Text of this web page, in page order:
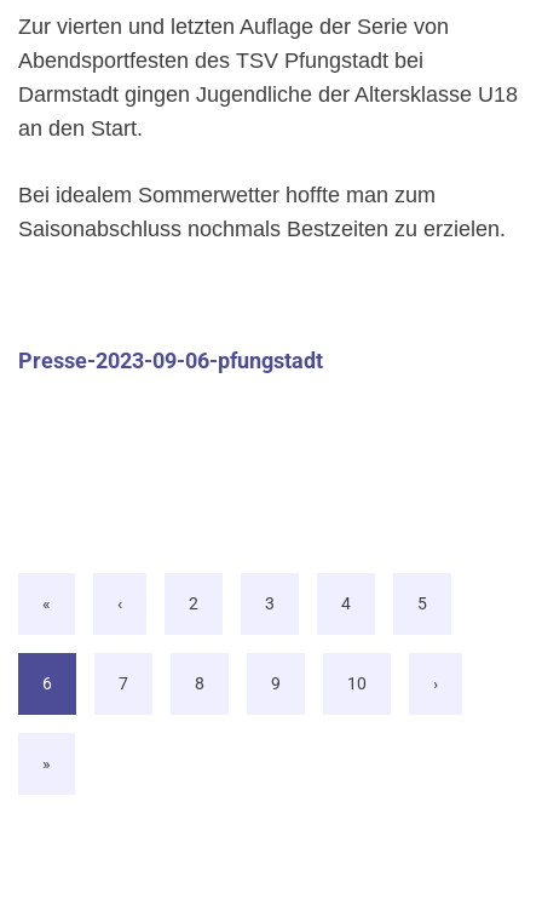
Zur vierten und letzten Auflage der Serie von
Abendsportfesten des TSV Pfungstadt bei
Darmstadt gingen Jugendliche der Altersklasse U18
an den Start.
Bei idealem Sommerwetter hoffte man zum
Saisonabschluss nochmals Bestzeiten zu erzielen.
Presse-2023-09-06-pfungstadt
« ‹ 2 3 4 5
6 7 8 9 10 ›
»